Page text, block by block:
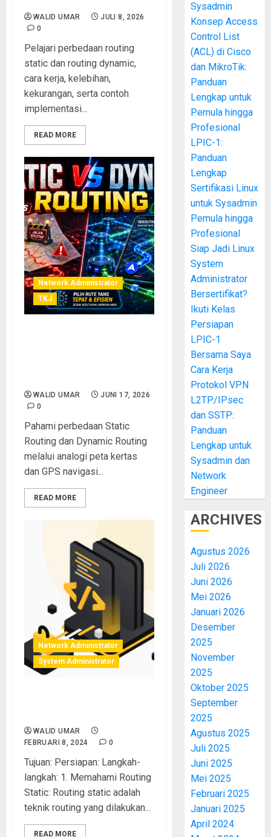
WALID UMAR
JULI 8, 2026
0
Pelajari perbedaan routing
static dan routing dynamic,
cara kerja, kelebihan,
kekurangan, serta contoh
implementasi...
READ MORE
Network Administrator
TKJ
WALID UMAR
JUNI 17, 2026
0
Pahami perbedaan Static
Routing dan Dynamic Routing
melalui analogi peta kertas
dan GPS navigasi...
READ MORE
Network Administrator
System Administrator
WALID UMAR
FEBRUARI 8, 2024
0
Tujuan: Persiapan: Langkah-
langkah: 1. Memahami Routing
Static: Routing static adalah
teknik routing yang dilakukan...
READ MORE
Sysadmin
Konsep Access
Control List
(ACL) di Cisco
dan MikroTik:
Panduan
Lengkap untuk
Pemula hingga
Profesional
LPIC-1:
Panduan
Lengkap
Sertifikasi Linux
untuk Sysadmin
Pemula hingga
Profesional
Siap Jadi Linux
System
Administrator
Bersertifikat?
Ikuti Kelas
Persiapan
LPIC-1
Bersama Saya
Cara Kerja
Protokol VPN
L2TP/IPsec
dan SSTP:
Panduan
Lengkap untuk
Sysadmin dan
Network
Engineer
ARCHIVES
Agustus 2026
Juli 2026
Juni 2026
Mei 2026
Januari 2026
Desember
2025
November
2025
Oktober 2025
September
2025
Agustus 2025
Juli 2025
Juni 2025
Mei 2025
Februari 2025
Januari 2025
April 2024